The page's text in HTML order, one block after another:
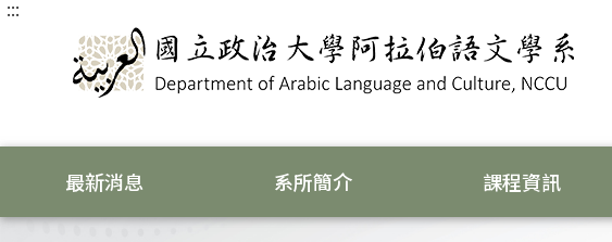
跳
:::
最新消息 系所簡介 課程資訊